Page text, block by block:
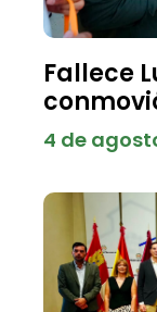
Fallece
4 de